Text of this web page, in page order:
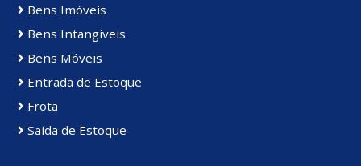
Bens Imóveis
Bens Intangiveis
Bens Móveis
Entrada de Estoque
Frota
Saída de Estoque